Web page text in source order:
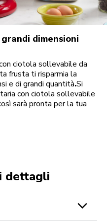
dimensioni
ciotola sollevabile da
frusta ti risparmia la
e di grandi quantità.Si
con ciotola sollevabile
sarà pronta per la tua
dettagli